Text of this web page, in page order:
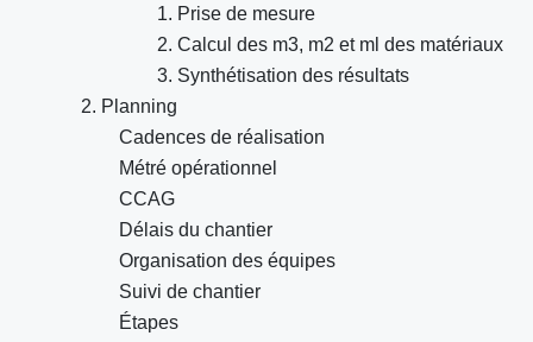
1. Prise de mesure
2. Calcul des m3, m2 et ml des matériaux
3. Synthétisation des résultats
2. Planning
Cadences de réalisation
Métré opérationnel
CCAG
Délais du chantier
Organisation des équipes
Suivi de chantier
Étapes